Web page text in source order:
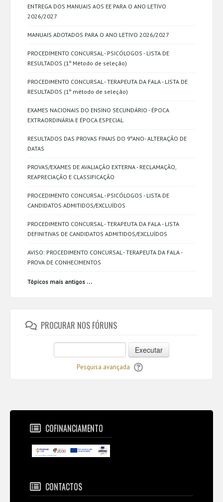
ENTREGA DOS MANUAIS AOS EE PARA O ANO LETIVO
2026/2027
MANUAIS ADOTADOS PARA O ANO LETIVO 2026/2027
PROCEDIMENTO CONCURSAL - PSICÓLOGOS - LISTA DE
RESULTADOS (1º Método de seleção)
PROCEDIMENTO CONCURSAL - TERAPEUTA DA FALA - LISTA DE
RESULTADOS (1º método de seleção)
EXAMES NACIONAIS DO ENSINO SECUNDÁRIO - ÉPOCA
EXTRAORDINÁRIA E ÉPOCA ESPECIAL
RESULTADOS DAS PROVAS FINAIS DO 9ºANO- ALTERAÇÃO DE
DATAS
PROVAS/EXAMES DE AVALIAÇÃO EXTERNA - RECLAMAÇÃO,
REAPRECIAÇÃO E CLASSIFICAÇÃO
PROCEDIMENTO CONCURSAL - PSICÓLOGOS - LISTA DE
CANDIDATOS ADMITIDOS/EXCLUÍDOS
PROCEDIMENTO CONCURSAL - TERAPEUTA DA FALA - LISTA
DEFINITIVAS DE CANDIDATOS ADMITIDOS/EXCLUÍDOS
AVISO: PROCEDIMENTO CONCURSAL - TERAPEUTA DA FALA -
PROVA DE CONHECIMENTOS
Tópicos mais antigos ...
PROCURAR NOS FÓRUNS
Executar
Pesquisa avançada
COFINANCIAMENTO
CONTACTOS